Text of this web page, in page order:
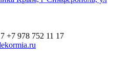
+7 978 752 11 17